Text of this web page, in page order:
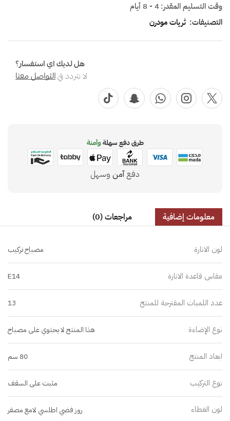
وقت التسليم المقدر:4 - 8 أيام
التصنيفات: ثريات مودرن
هل لديك اي استفسار؟
لا تتردد فيالتواصل معنا
طرق دفع سهلةوآمنة
دفعآمن وسهل
معلومات إضافية مراجعات (0)
لون الانارة مصباح تركيب
مقاس قاعدة الانارة E14
عدد اللمبات المقترحة للمنتج 13
نوع الإضاءة هذا المنتج لا يحتوي على مصباح
ابعاد المنتج 80 سم
نوع التركيب مثبت على السقف
لون الغطاء روز فضي اطلسي لامع مصفر